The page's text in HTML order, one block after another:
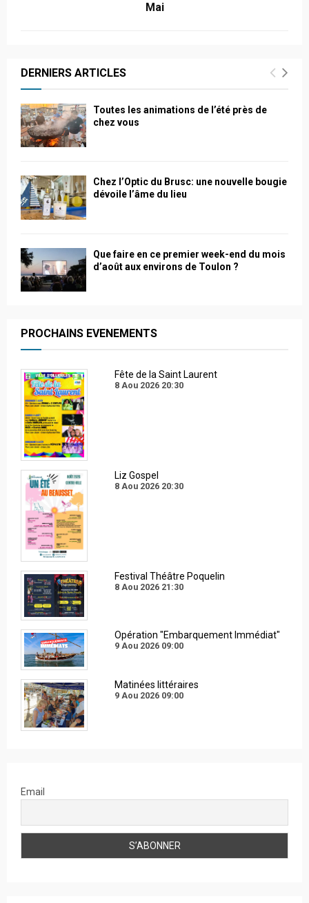
Mai
DERNIERS ARTICLES
Toutes les animations de l’été près de
chez vous
Chez l’Optic du Brusc: une nouvelle bougie
dévoile l’âme du lieu
Que faire en ce premier week-end du mois
d’août aux environs de Toulon ?
PROCHAINS EVENEMENTS
Fête de la Saint Laurent
8 Aou 2026 20:30
Liz Gospel
8 Aou 2026 20:30
Festival Théâtre Poquelin
8 Aou 2026 21:30
Opération "Embarquement Immédiat"
9 Aou 2026 09:00
Matinées littéraires
9 Aou 2026 09:00
Email